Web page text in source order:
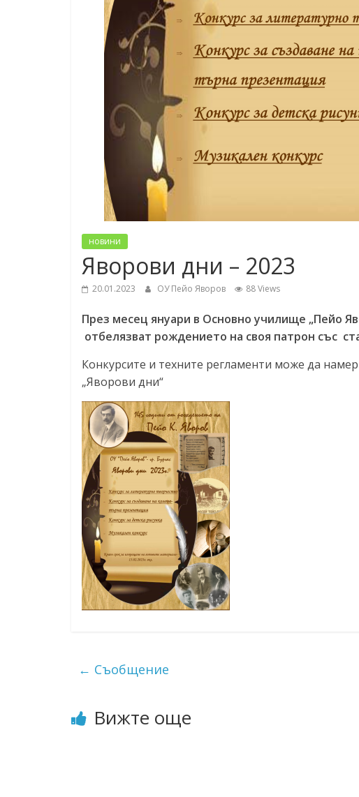
новини
Яворови дни – 2023
20.01.2023 ОУ Пейо Яворов 88 Views
През месец януари в Основно училище „Пейо
отбелязват рождението на своя патрон със
Конкурсите и техните регламенти може да
„Яворови дни“
← Съобщение
Вижте още